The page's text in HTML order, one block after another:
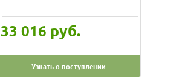
33 016 руб.
Узнать о поступлении